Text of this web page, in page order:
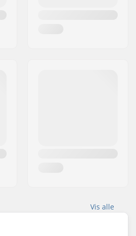
Vis alle